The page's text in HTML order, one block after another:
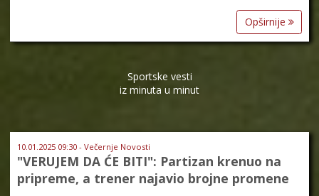
Opširnije
Sportske vesti
iz minuta u minut
10.01.2025 09:30 - Večernje Novosti
"VERUJEM DA ĆE BITI": Partizan krenuo na
pripreme, a trener najavio brojne promene